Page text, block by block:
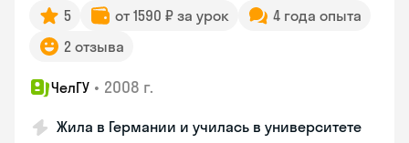
5 от 1590 ₽ за урок
4 года опыта
2 отзыва
ЧелГУ • 2008 г.
Жила в Германии и училась в университете